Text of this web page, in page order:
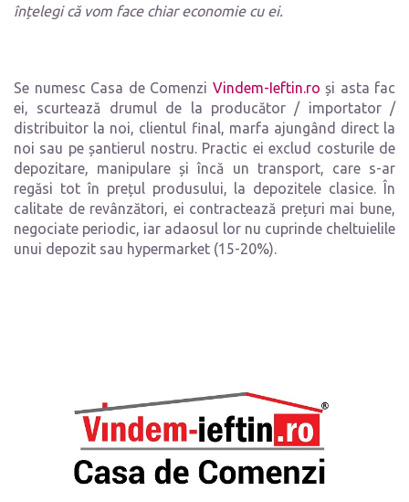
înțelegi că vom face chiar economie cu ei.
Se numesc Casa de Comenzi Vindem-Ieftin.ro și asta fac
ei, scurtează drumul de la producător / importator /
distribuitor la noi, clientul final, marfa ajungând direct la
noi sau pe șantierul nostru. Practic ei exclud costurile de
depozitare, manipulare și încă un transport, care s-ar
regăsi tot în prețul produsului, la depozitele clasice. În
calitate de revânzători, ei contractează prețuri mai bune,
negociate periodic, iar adaosul lor nu cuprinde cheltuielile
unui depozit sau hypermarket (15-20%).